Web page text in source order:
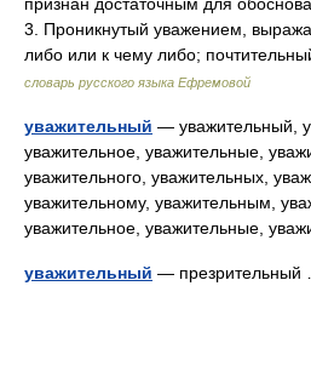
3. Проникнутый уважением,
либо или к чему либо;
словарь русского языка Ефремовой
уважительный — уважительный,
уважительное, уважительные,
уважительного, уважительных,
уважительному, уважительным,
уважительное, уважительные,
уважительный —